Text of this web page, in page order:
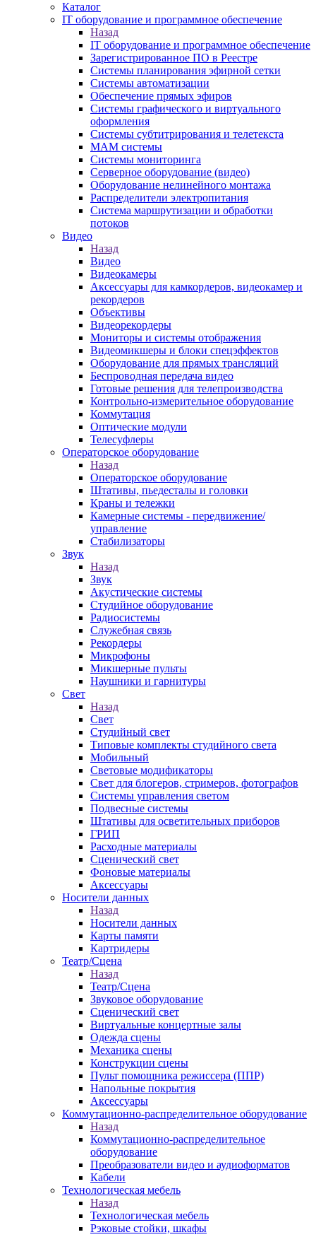
Каталог
IT оборудование и программное обеспечение
Назад
IT оборудование и программное обеспечение
Зарегистрированное ПО в Реестре
Системы планирования эфирной сетки
Системы автоматизации
Обеспечение прямых эфиров
Системы графического и виртуального
оформления
Системы субтитрирования и телетекста
MAM системы
Системы мониторинга
Серверное оборудование (видео)
Оборудование нелинейного монтажа
Распределители электропитания
Система маршрутизации и обработки
потоков
Видео
Назад
Видео
Видеокамеры
Аксессуары для камкордеров, видеокамер и
рекордеров
Объективы
Видеорекордеры
Мониторы и системы отображения
Видеомикшеры и блоки спецэффектов
Оборудование для прямых трансляций
Беспроводная передача видео
Готовые решения для телепроизводства
Контрольно-измерительное оборудование
Коммутация
Оптические модули
Телесуфлеры
Операторское оборудование
Назад
Операторское оборудование
Штативы, пьедесталы и головки
Краны и тележки
Камерные системы - передвижение/
управление
Стабилизаторы
Звук
Назад
Звук
Акустические системы
Студийное оборудование
Радиосистемы
Служебная связь
Рекордеры
Микрофоны
Микшерные пульты
Наушники и гарнитуры
Свет
Назад
Свет
Студийный свет
Типовые комплекты студийного света
Мобильный
Световые модификаторы
Свет для блогеров, стримеров, фотографов
Системы управления светом
Подвесные системы
Штативы для осветительных приборов
ГРИП
Расходные материалы
Сценический свет
Фоновые материалы
Аксессуары
Носители данных
Назад
Носители данных
Карты памяти
Картридеры
Театр/Сцена
Назад
Театр/Сцена
Звуковое оборудование
Сценический свет
Виртуальные концертные залы
Одежда сцены
Механика сцены
Конструкции сцены
Пульт помощника режиссера (ППР)
Напольные покрытия
Аксессуары
Коммутационно-распределительное оборудование
Назад
Коммутационно-распределительное
оборудование
Преобразователи видео и аудиоформатов
Кабели
Технологическая мебель
Назад
Технологическая мебель
Рэковые стойки, шкафы